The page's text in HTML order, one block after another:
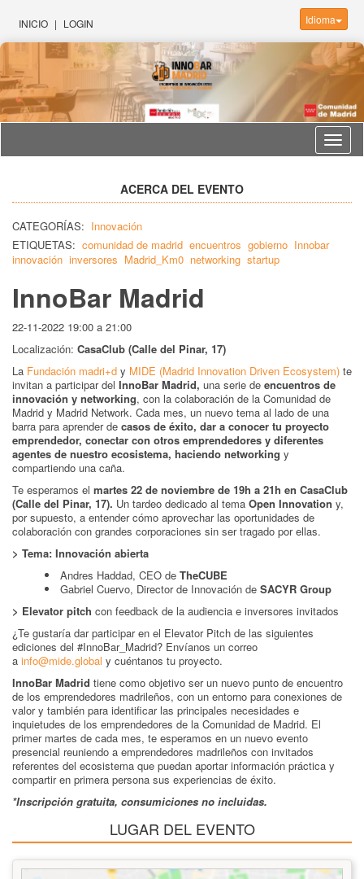
INICIO | LOGIN Idioma
Idioma
ACERCA DEL EVENTO
CATEGORÍAS: Innovación
ETIQUETAS: comunidad de madrid encuentros gobierno Innobar
innovación inversores Madrid_Km0 networking startup
InnoBar Madrid
22-11-2022 19:00 a 21:00
Localización: CasaClub (Calle del Pinar, 17)
La Fundación madri+d y MIDE (Madrid Innovation Driven Ecosystem) te
invitan a participar del InnoBar Madrid, una serie de encuentros de
innovación y networking, con la colaboración de la Comunidad de
Madrid y Madrid Network. Cada mes, un nuevo tema al lado de una
barra para aprender de casos de éxito, dar a conocer tu proyecto
emprendedor, conectar con otros emprendedores y diferentes
agentes de nuestro ecosistema, haciendo networking y
compartiendo una caña.
Te esperamos el martes 22 de noviembre de 19h a 21h en CasaClub
(Calle del Pinar, 17). Un tardeo dedicado al tema Open Innovation y,
por supuesto, a entender cómo aprovechar las oportunidades de
colaboración con grandes corporaciones sin ser tragado por ellas.
> Tema: Innovación abierta
Andres Haddad, CEO de TheCUBE
Gabriel Cuervo, Director de Innovación de SACYR Group
> Elevator pitch con feedback de la audiencia e inversores invitados
¿Te gustaría dar participar en el Elevator Pitch de las siguientes
ediciones del #InnoBar_Madrid? Envíanos un correo
a info@mide.global y cuéntanos tu proyecto.
InnoBar Madrid tiene como objetivo ser un nuevo punto de encuentro
de los emprendedores madrileños, con un entorno para conexiones de
valor y también para identificar las principales necesidades e
inquietudes de los emprendedores de la Comunidad de Madrid. El
primer martes de cada mes, te esperamos en un nuevo evento
presencial reuniendo a emprendedores madrileños con invitados
referentes del ecosistema que puedan aportar información práctica y
compartir en primera persona sus experiencias de éxito.
*Inscripción gratuita, consumiciones no incluidas.
LUGAR DEL EVENTO